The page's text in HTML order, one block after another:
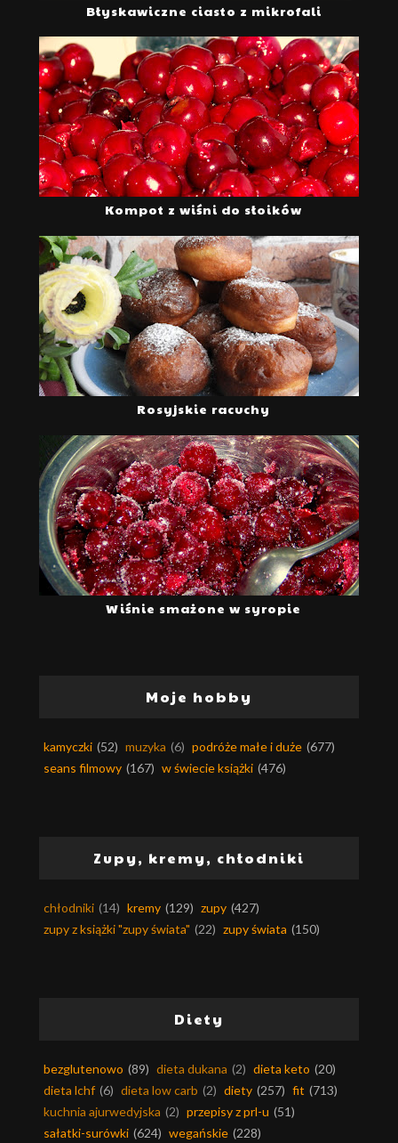
Błyskawiczne ciasto z mikrofali
Kompot z wiśni do słoików
Rosyjskie racuchy
Wiśnie smażone w syropie
Moje hobby
kamyczki (52) muzyka (6) podróże małe i duże (677)
seans filmowy (167) w świecie książki (476)
Zupy, kremy, chłodniki
chłodniki (14) kremy (129) zupy (427)
zupy z książki "zupy świata" (22) zupy świata (150)
Diety
bezglutenowo (89) dieta dukana (2) dieta keto (20)
dieta lchf (6) dieta low carb (2) diety (257) fit (713)
kuchnia ajurwedyjska (2) przepisy z prl-u (51)
sałatki-surówki (624) wegańskie (228)